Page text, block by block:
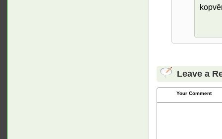
Leave a
Your Comment